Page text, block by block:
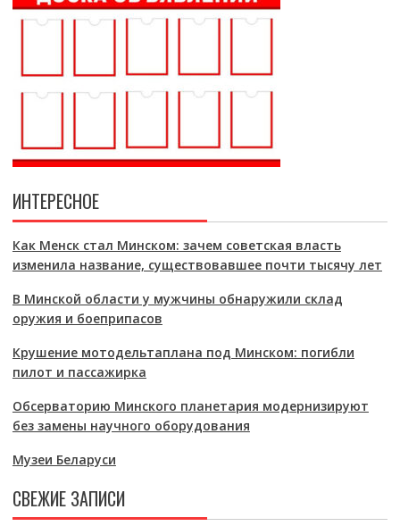
ИНТЕРЕСНОЕ
Как Менск стал Минском: зачем советская власть
изменила название, существовавшее почти тысячу лет
В Минской области у мужчины обнаружили склад
оружия и боеприпасов
Крушение мотодельтаплана под Минском: погибли
пилот и пассажирка
Обсерваторию Минского планетария модернизируют
без замены научного оборудования
Музеи Беларуси
СВЕЖИЕ ЗАПИСИ